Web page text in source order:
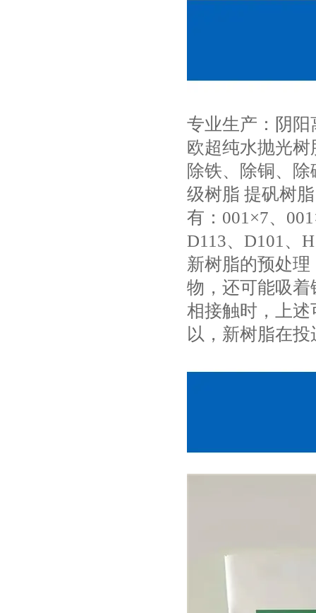
专业生产：阴阳
欧超纯水抛光
除铁、除铜、
级树脂 提矾树
有：001×7、
D113、D101、
新树脂的预处
物，还可能吸
相接触时，上
以，新树脂在